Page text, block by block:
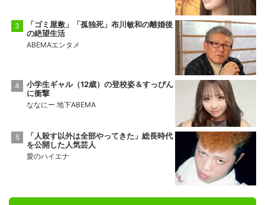
「ゴミ屋敷」「孤独死」布川敏和の離婚後
の絶望生活
ABEMAエンタメ
小学生ギャル（12歳）の登校姿＆すっぴん
に衝撃
ななにー 地下ABEMA
「人殺す以外は全部やってきた」総長時代
を公開した人気芸人
愛のハイエナ